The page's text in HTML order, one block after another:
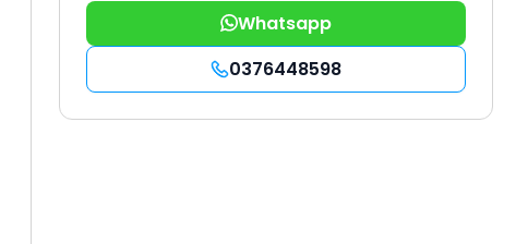
Whatsapp
0376448598